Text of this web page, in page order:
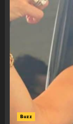
Buzz